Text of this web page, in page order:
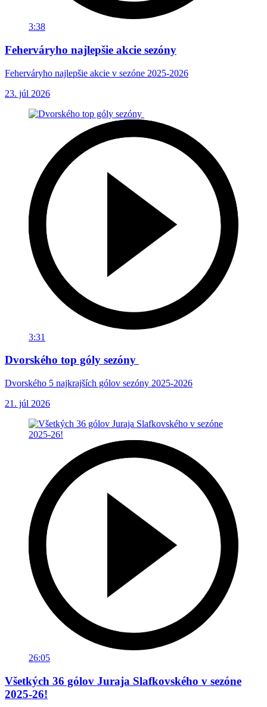
3:38
Feherváryho najlepšie akcie sezóny
Feherváryho najlepšie akcie v sezóne 2025-2026
23. júl 2026
3:31
Dvorského top góly sezóny
Dvorského 5 najkrajších gólov sezóny 2025-2026
21. júl 2026
26:05
Všetkých 36 gólov Juraja Slafkovského v sezóne
2025-26!